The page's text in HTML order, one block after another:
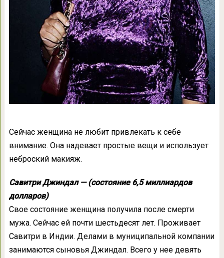
Сейчас женщина не любит привлекать к себе
внимание. Она надевает простые вещи и использует
неброский макияж.
Савитри Джиндал — (состояние 6,5 миллиардов
долларов)
Свое состояние женщина получила после смерти
мужа. Сейчас ей почти шестьдесят лет. Проживает
Савитри в Индии. Делами в муниципальной компании
занимаются сыновья Джиндал. Всего у нее девять